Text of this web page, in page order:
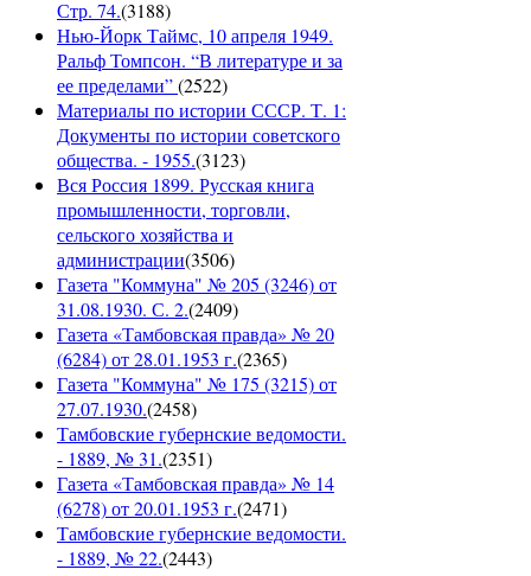
Стр. 74.(3188)
Нью-Йорк Таймс, 10 апреля 1949.
Ральф Томпсон. “В литературе и за
ее пределами”(2522)
Материалы по истории СССР. Т. 1:
Документы по истории советского
общества. - 1955.(3123)
Вся Россия 1899. Русская книга
промышленности, торговли,
сельского хозяйства и
администрации(3506)
Газета "Коммуна" № 205 (3246) от
31.08.1930. С. 2.(2409)
Газета «Тамбовская правда» № 20
(6284) от 28.01.1953 г.(2365)
Газета "Коммуна" № 175 (3215) от
27.07.1930.(2458)
Тамбовские губернские ведомости.
- 1889, № 31.(2351)
Газета «Тамбовская правда» № 14
(6278) от 20.01.1953 г.(2471)
Тамбовские губернские ведомости.
- 1889, № 22.(2443)